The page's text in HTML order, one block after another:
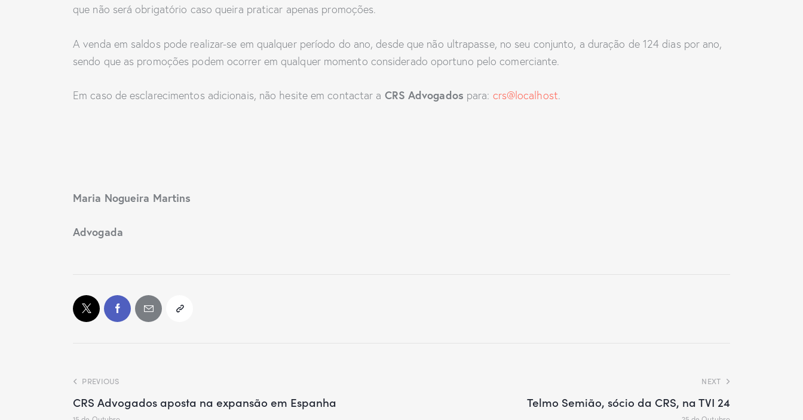
que não será obrigatório caso queira praticar apenas promoções.
A venda em saldos pode realizar-se em qualquer período do ano, desde que não ultrapasse, no seu conjunto, a duração de 124 dias por ano,
sendo que as promoções podem ocorrer em qualquer momento considerado oportuno pelo comerciante.
Em caso de esclarecimentos adicionais, não hesite em contactar a CRS Advogados para: crs@localhost.
Maria Nogueira Martins
Advogada
PREVIOUS
CRS Advogados aposta na expansão em Espanha
NEXT
Telmo Semião, sócio da CRS, na TVI 24